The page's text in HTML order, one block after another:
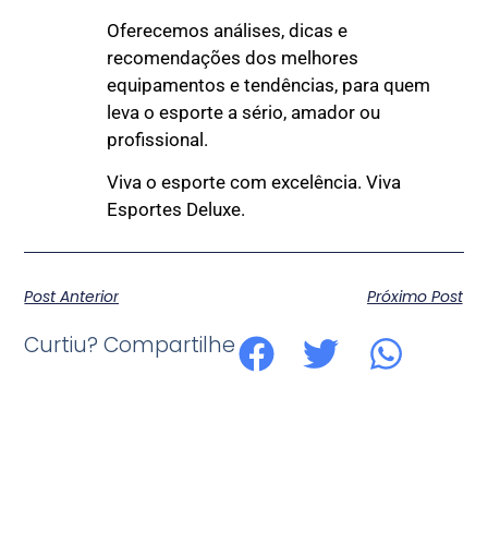
Oferecemos análises, dicas e
recomendações dos melhores
equipamentos e tendências, para quem
leva o esporte a sério, amador ou
profissional.
Viva o esporte com excelência. Viva
Esportes Deluxe.
Post Anterior Próximo Post
Curtiu? Compartilhe